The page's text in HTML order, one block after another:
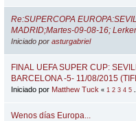
Re:SUPERCOPA
MADRID;Martes-09-08-16;
Iniciado por asturgabriel
FINAL UEFA SUPER CUP:
BARCELONA -5- 11/08/2015
Iniciado por Matthew Tuck « 1 2 3 4 5
Wenos días Europa...